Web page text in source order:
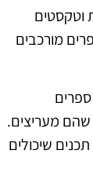
וטקסטים
מורכבים
שהם מעריצים.
שיכולים